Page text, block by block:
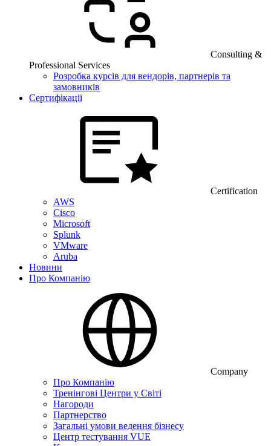
Consulting &
Professional Services
Розробка курсів для вендорів, партнерів та
замовників
Сертифікації
Certification
AWS
Cisco
Microsoft
Splunk
VMware
Aruba
Новини
Про Компанію
Company
Про Компанію
Тренінгові Центри у Світі
Нагороди
Партнерство
Загальні умови ведення бізнесу
Центр тестування VUE